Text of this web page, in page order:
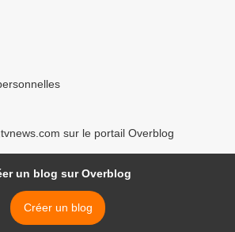
sur le portail Overblog
un blog sur Overblog
Créer un blog